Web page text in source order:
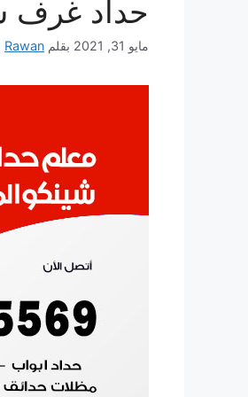
حداد غرف
مايو 31, 2021 بقلم Rawan